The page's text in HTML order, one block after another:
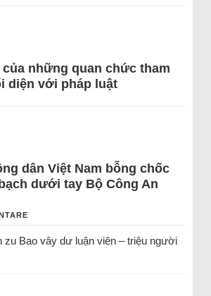
những quan chức tham
diện với pháp luật
dân Việt Nam bỗng chốc
dưới tay Bộ Công An
zu Bao vây dư luận viên – triệu người